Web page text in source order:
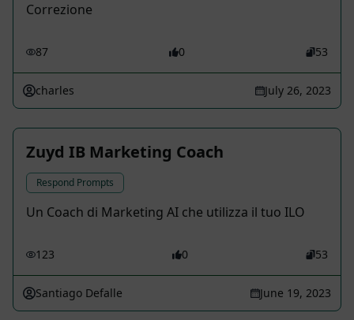
Correzione
87 0 53
charles July 26, 2023
Zuyd IB Marketing Coach
Respond Prompts
Un Coach di Marketing AI che utilizza il tuo ILO
123 0 53
Santiago Defalle June 19, 2023